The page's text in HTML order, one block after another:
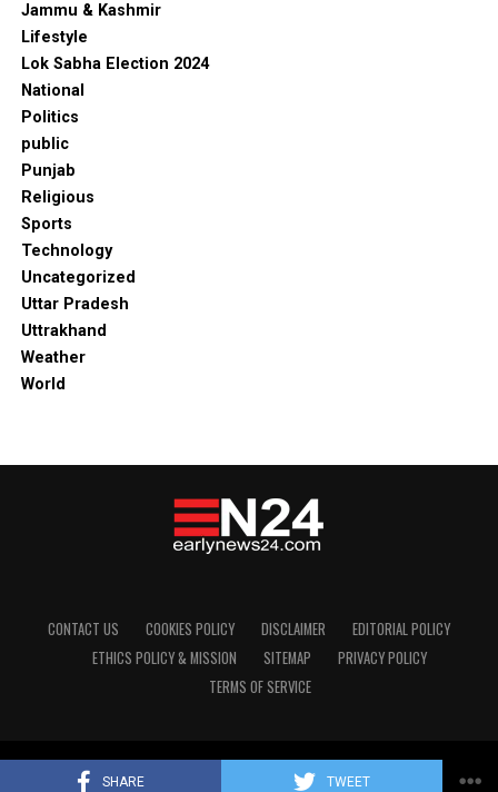
SHARE TWEET
Jammu & Kashmir
Lifestyle
Lok Sabha Election 2024
National
Politics
public
Punjab
Religious
Sports
Technology
Uncategorized
Uttar Pradesh
Uttrakhand
Weather
World
CONTACT US COOKIES POLICY DISCLAIMER
EDITORIAL POLICY
ETHICS POLICY & MISSION
SITEMAP
PRIVACY POLICY
TERMS OF SERVICE
Copyright © 2024 Early News24